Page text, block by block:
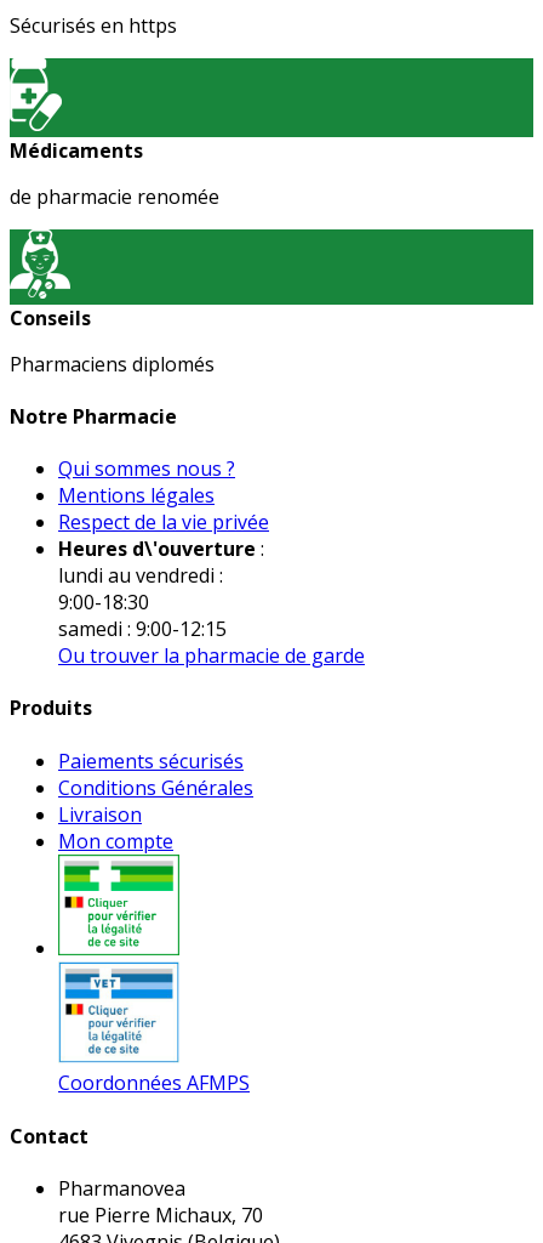
Sécurisés en https
Médicaments
de pharmacie renomée
Conseils
Pharmaciens diplomés
Notre Pharmacie
Qui sommes nous ?
Mentions légales
Respect de la vie privée
Heures d\'ouverture :
lundi au vendredi :
9:00-18:30
samedi : 9:00-12:15
Ou trouver la pharmacie de garde
Produits
Paiements sécurisés
Conditions Générales
Livraison
Mon compte
Coordonnées AFMPS
Contact
Pharmanovea
rue Pierre Michaux, 70